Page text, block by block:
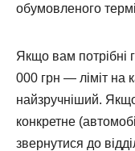
обумовленого
Якщо вам потрібні
000 грн — ліміт на
найзручніший.
конкретне
звернутися до